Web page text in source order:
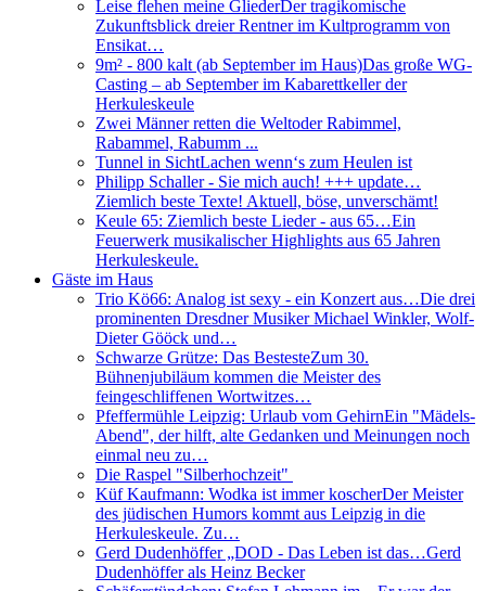
Leise flehen meine GliederDer tragikomische
Zukunftsblick dreier Rentner im Kultprogramm von
Ensikat…
9m² - 800 kalt (ab September im Haus)Das große WG-
Casting – ab September im Kabarettkeller der
Herkuleskeule
Zwei Männer retten die Weltoder Rabimmel,
Rabammel, Rabumm ...
Tunnel in SichtLachen wenn‘s zum Heulen ist
Philipp Schaller - Sie mich auch! +++ update…
Ziemlich beste Texte! Aktuell, böse, unverschämt!
Keule 65: Ziemlich beste Lieder - aus 65…Ein
Feuerwerk musikalischer Highlights aus 65 Jahren
Herkuleskeule.
Gäste im Haus
Trio Kö66: Analog ist sexy - ein Konzert aus…Die drei
prominenten Dresdner Musiker Michael Winkler, Wolf-
Dieter Gööck und…
Schwarze Grütze: Das BestesteZum 30.
Bühnenjubiläum kommen die Meister des
feingeschliffenen Wortwitzes…
Pfeffermühle Leipzig: Urlaub vom GehirnEin "Mädels-
Abend", der hilft, alte Gedanken und Meinungen noch
einmal neu zu…
Die Raspel "Silberhochzeit"
Küf Kaufmann: Wodka ist immer koscherDer Meister
des jüdischen Humors kommt aus Leipzig in die
Herkuleskeule. Zu…
Gerd Dudenhöffer „DOD - Das Leben ist das…Gerd
Dudenhöffer als Heinz Becker